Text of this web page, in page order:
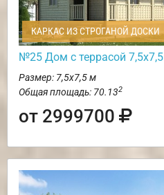
КАРКАС ИЗ СТРОГАНОЙ ДОСКИ
№25 Дом с террасой 7,5х7,5
Размер: 7,5х7,5 м
Общая площадь: 70.132
от 2999700